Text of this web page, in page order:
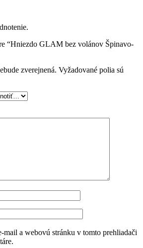
“Hniezdo GLAM bez volánov Špinavo-
zverejnená. Vyžadované polia sú
a webovú stránku v tomto prehliadači